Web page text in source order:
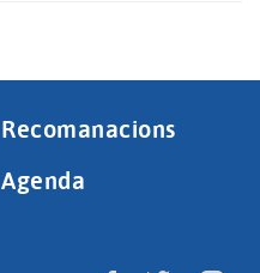
Recomanacions
Agenda